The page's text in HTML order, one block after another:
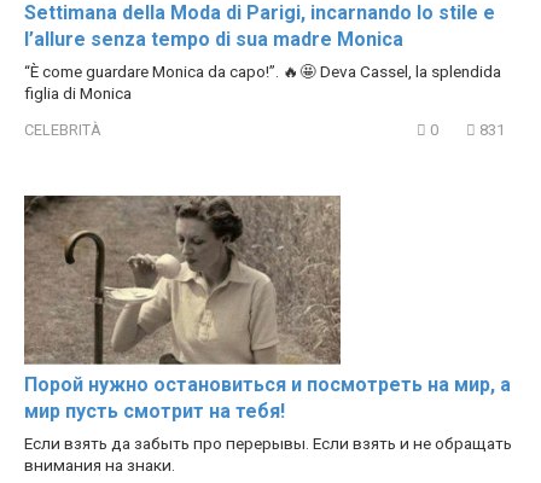
Settimana della Moda di Parigi, incarnando lo stile e
l’allure senza tempo di sua madre Monica
“È come guardare Monica da capo!”. 🔥🤩 Deva Cassel, la splendida
figlia di Monica
CELEBRITÀ 0 831
Порой нужно остановиться и посмотреть на мир, а
мир пусть смотрит на тебя!
Если взять да забыть про перерывы. Если взять и не обращать
внимания на знаки.